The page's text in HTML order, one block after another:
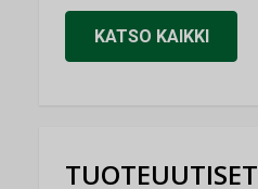
KATSO KAIKKI
TUOTEUUTISET